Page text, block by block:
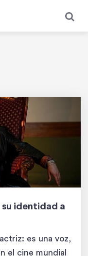
su identidad a
es una voz,
el cine mundial